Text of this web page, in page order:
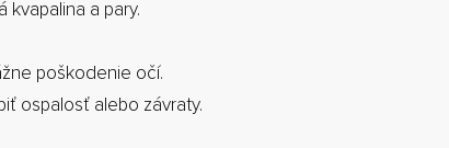
kvapalina a pary.
poškodenie očí.
ospalosť alebo závraty.